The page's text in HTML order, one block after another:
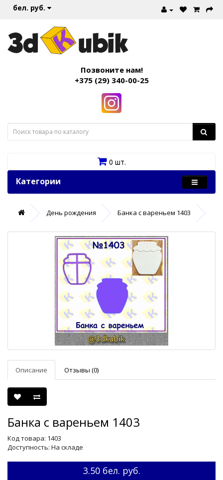
бел. руб.
Позвоните нам!
+375 (29) 340-00-25
0 шт.
Категории
День рождения Банка с вареньем 1403
Описание Отзывы (0)
Банка с вареньем 1403
Код товара: 1403
Доступность: На складе
3.50 бел. руб.